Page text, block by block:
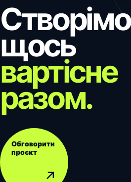
Створімо
щось
вартісне
разом.
Обговорити
проєкт
↗